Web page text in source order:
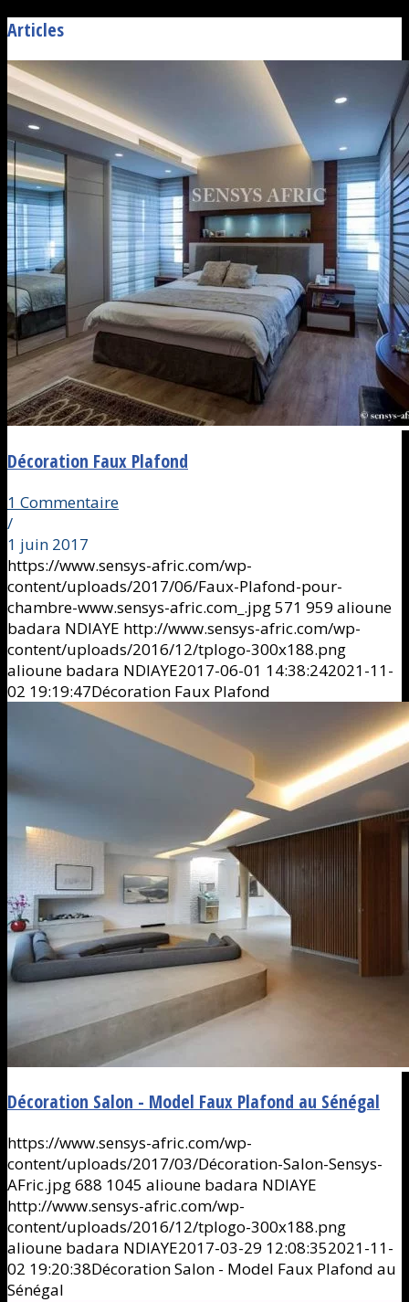
Articles
Décoration Faux Plafond
1 Commentaire
/
1 juin 2017
https://www.sensys-afric.com/wp-
content/uploads/2017/06/Faux-Plafond-pour-
chambre-www.sensys-afric.com_.jpg571 959 alioune
badara NDIAYE http://www.sensys-afric.com/wp-
content/uploads/2016/12/tplogo-300x188.png
alioune badara NDIAYE2017-06-01 14:38:242021-11-
02 19:19:47Décoration Faux Plafond
Décoration Salon - Model Faux Plafond au Sénégal
https://www.sensys-afric.com/wp-
content/uploads/2017/03/Décoration-Salon-Sensys-
AFric.jpg688 1045 alioune badara NDIAYE
http://www.sensys-afric.com/wp-
content/uploads/2016/12/tplogo-300x188.png
alioune badara NDIAYE2017-03-29 12:08:352021-11-
02 19:20:38Décoration Salon - Model Faux Plafond au
Sénégal